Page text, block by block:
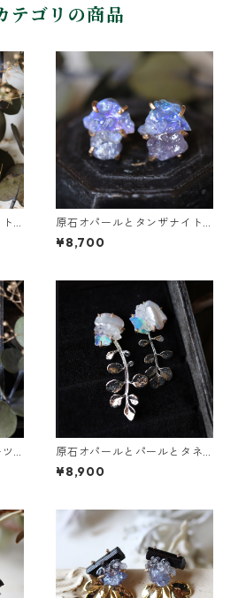
テゴリの商品
原石オパールとタンザナイト
のピアス
¥8,700
原石オパールとパールとタネ
ツケバナの葉ピアス
¥8,900